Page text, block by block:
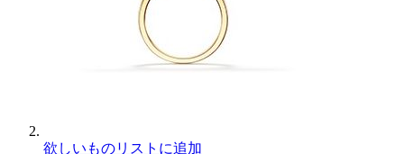
欲しいものリストに追加